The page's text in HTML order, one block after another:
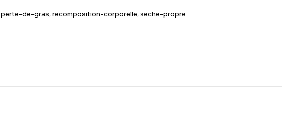
perte-de-gras,recomposition-corporelle,seche-propre